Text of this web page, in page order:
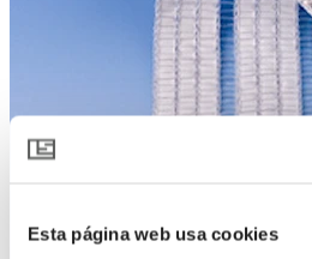
Esta página web usa cookies